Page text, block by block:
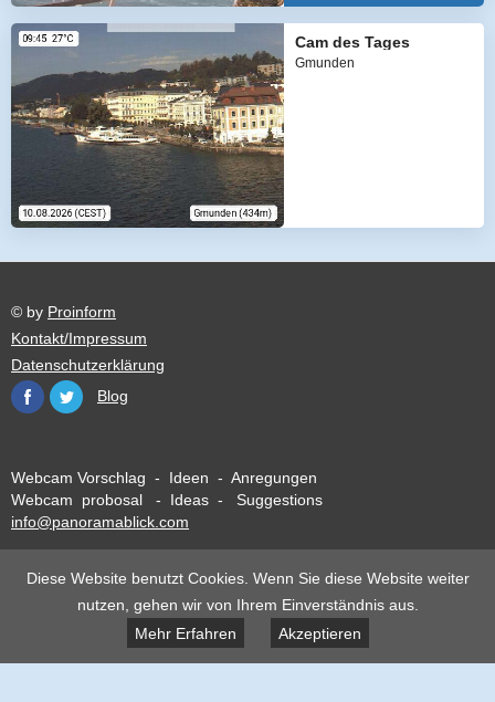
Cam des Tages
Gmunden
© by Proinform
Kontakt/Impressum
Datenschutzerklärung
Blog
Webcam Vorschlag - Ideen - Anregungen
Webcam probosal - Ideas - Suggestions
info@panoramablick.com
Diese Website benutzt Cookies. Wenn Sie diese Website weiter
nutzen, gehen wir von Ihrem Einverständnis aus.
Mehr Erfahren
Akzeptieren